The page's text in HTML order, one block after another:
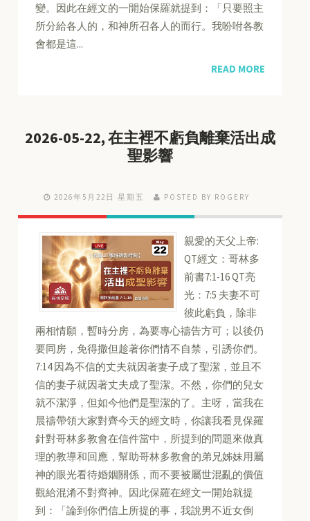
變。因此在經文的一開始保羅就提到：「只要照主
所分給各人的，和神所召各人的而行。我吩咐各教
會都是這...
READ MORE
2026-05-22, 在主裡不虧負離棄活出成
聖影響
2026年5月22日 星期五 POSTED BY ROGERY
親愛的天父上帝:
QT經文：哥林多
前書7:1-16 QT亮
光：7:5 夫妻不可
彼此虧負，除非
兩相情願，暫時分房，為要專心禱告方可；以後仍
要同房，免得撒但趁著你們情不自禁，引誘你們。
7:14 因為不信的丈夫就因著妻子成了聖潔，並且不
信的妻子就因著丈夫成了聖潔。不然，你們的兒女
就不潔淨，但如今他們是聖潔的了。主呀，當我在
晨禱帶領大家對齊今天的經文時，你讓我看見保羅
針對哥林多教會在信件當中，所提到的問題來做真
理的教導和回應，幫助哥林多教會的弟兄姊妹用屬
神的眼光看待婚姻關係，而不要被屬世混亂的價值
觀給混淆不對齊神。因此保羅在經文一開始就提
到：「論到你們信上所提的事，我說男不近女倒